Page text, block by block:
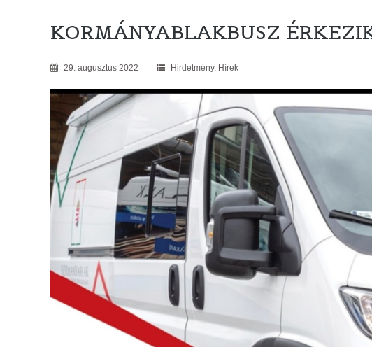
KORMÁNYABLAKBUSZ
29. augusztus 2022 Hirdetmény, Hírek